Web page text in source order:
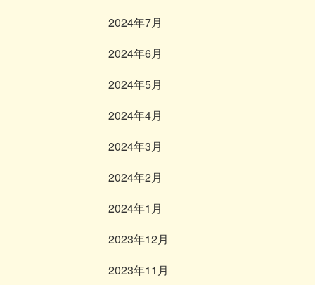
2024年7月
2024年6月
2024年5月
2024年4月
2024年3月
2024年2月
2024年1月
2023年12月
2023年11月